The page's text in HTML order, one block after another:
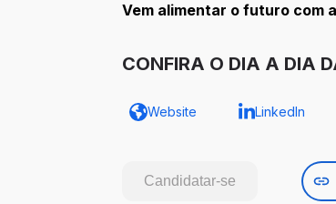
Vem alimentar o futuro com
CONFIRA O DIA A DIA
Website LinkedIn
Candidatar-se